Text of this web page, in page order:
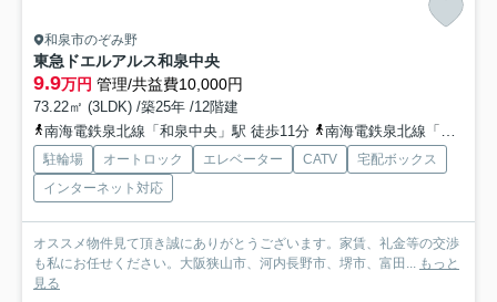
和泉市のぞみ野
東急ドエルアルス和泉中央
9.9万円 管理/共益費10,000円
73.22㎡ (3LDK) /築25年 /12階建
南海電鉄泉北線「和泉中央」駅 徒歩11分
南海電鉄泉北線「光明池」駅 徒歩41分
駐輪場 オートロック エレベーター CATV
宅配ボックス
インターネット対応
オススメ物件見て頂き誠にありがとうございます。家賃、礼金等の交渉
も私にお任せください。大阪狭山市、河内長野市、堺市、富田... もっと
見る